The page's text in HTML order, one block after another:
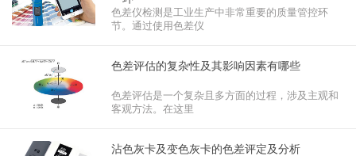
色差仪检测是工业生产中非常重要的质量管控环
节。通过使用色差仪
色差评估的复杂性及其影响因素有哪些
色差评估是一个复杂且多方面的过程，涉及主观和
客观方法。在这里
沾色灰卡及变色灰卡的色差评定及分析